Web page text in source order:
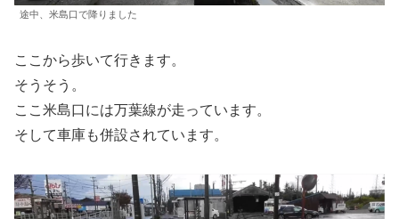
途中、米島口で降りました
ここから歩いて行きます。
そうそう。
ここ米島口には万葉線が走っています。
そして車庫も併設されています。